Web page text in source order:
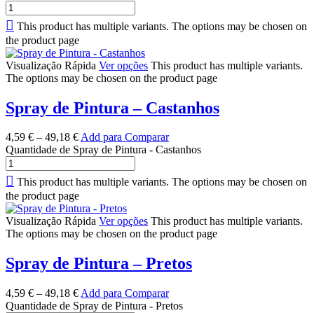
This product has multiple variants. The options may be chosen on
the product page
Visualização Rápida Ver opções This product has multiple variants.
The options may be chosen on the product page
Spray de Pintura – Castanhos
4,59 € – 49,18 €Add para Comparar
Quantidade de Spray de Pintura - Castanhos
This product has multiple variants. The options may be chosen on
the product page
Visualização Rápida Ver opções This product has multiple variants.
The options may be chosen on the product page
Spray de Pintura – Pretos
4,59 € – 49,18 € Add para Comparar
Quantidade de Spray de Pintura - Pretos